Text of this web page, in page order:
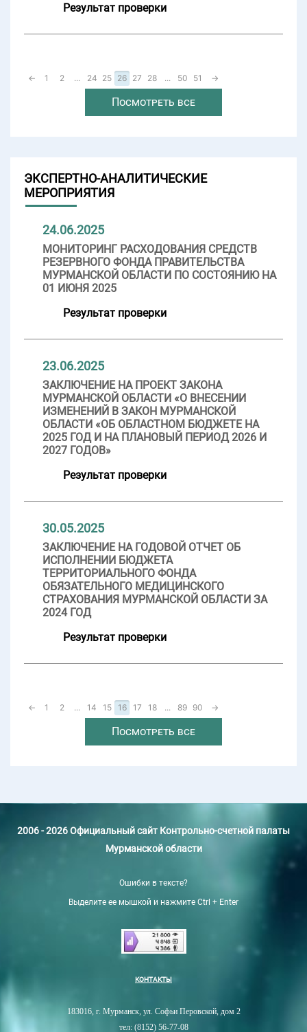
Результат проверки
← 1 2 ... 24 25 26 27 28 ... 50 51 →
Посмотреть все
ЭКСПЕРТНО-АНАЛИТИЧЕСКИЕ
МЕРОПРИЯТИЯ
24.06.2025
МОНИТОРИНГ РАСХОДОВАНИЯ СРЕДСТВ
РЕЗЕРВНОГО ФОНДА ПРАВИТЕЛЬСТВА
МУРМАНСКОЙ ОБЛАСТИ ПО СОСТОЯНИЮ НА
01 ИЮНЯ 2025
Результат проверки
23.06.2025
ЗАКЛЮЧЕНИЕ НА ПРОЕКТ ЗАКОНА
МУРМАНСКОЙ ОБЛАСТИ «О ВНЕСЕНИИ
ИЗМЕНЕНИЙ В ЗАКОН МУРМАНСКОЙ
ОБЛАСТИ «ОБ ОБЛАСТНОМ БЮДЖЕТЕ НА
2025 ГОД И НА ПЛАНОВЫЙ ПЕРИОД 2026 И
2027 ГОДОВ»
Результат проверки
30.05.2025
ЗАКЛЮЧЕНИЕ НА ГОДОВОЙ ОТЧЕТ ОБ
ИСПОЛНЕНИИ БЮДЖЕТА
ТЕРРИТОРИАЛЬНОГО ФОНДА
ОБЯЗАТЕЛЬНОГО МЕДИЦИНСКОГО
СТРАХОВАНИЯ МУРМАНСКОЙ ОБЛАСТИ ЗА
2024 ГОД
Результат проверки
← 1 2 ... 14 15 16 17 18 ... 89 90 →
Посмотреть все
2006 - 2026 Официальный сайт Контрольно-счетной палаты
Мурманской области
Ошибки в тексте?
Выделите ее мышкой и нажмите Ctrl + Enter
КОНТАКТЫ
183016, г. Мурманск, ул. Софьи Перовской, дом 2
тел: (8152) 56-77-08